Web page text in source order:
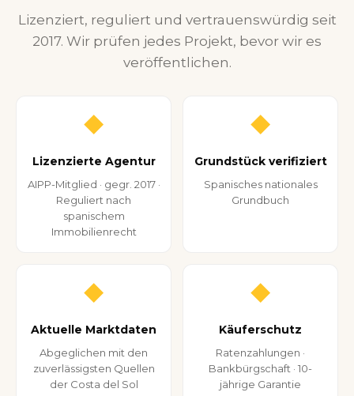
Lizenziert, reguliert und vertrauenswürdig seit
2017. Wir prüfen jedes Projekt, bevor wir es
veröffentlichen.
◆
Lizenzierte Agentur
AIPP-Mitglied · gegr. 2017 ·
Reguliert nach
spanischem
Immobilienrecht
◆
Grundstück verifiziert
Spanisches nationales
Grundbuch
◆
Aktuelle Marktdaten
Abgeglichen mit den
zuverlässigsten Quellen
der Costa del Sol
◆
Käuferschutz
Ratenzahlungen ·
Bankbürgschaft · 10-
jährige Garantie